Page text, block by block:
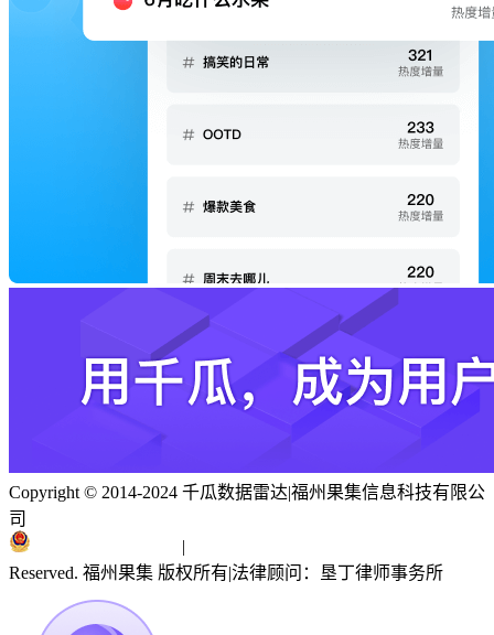
Copyright © 2014-2024 千瓜数据雷达|福州果集信息科技有限公
司
|
Reserved. 福州果集 版权所有|法律顾问：垦丁律师事务所